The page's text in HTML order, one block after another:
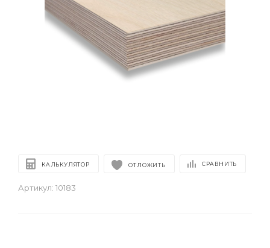
КАЛЬКУЛЯТОР ОТЛОЖИТЬ СРАВНИТЬ
Артикул: 10183